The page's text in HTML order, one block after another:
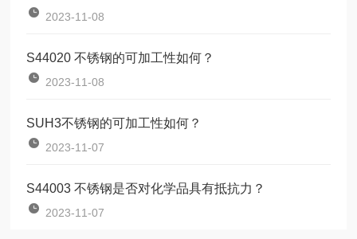
2023-11-08
S44020 不锈钢的可加工性如何？
2023-11-08
SUH3不锈钢的可加工性如何？
2023-11-07
S44003 不锈钢是否对化学品具有抵抗力？
2023-11-07